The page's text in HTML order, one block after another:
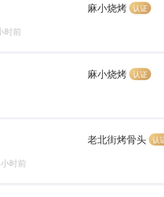
时前
麻小烧烤 认证
麻小烧烤 认证
时前
老北街烤骨头 认